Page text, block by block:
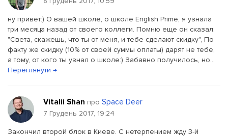
ну привет:) О вашей школе, о школе English Prime, я узнала
три месяца назад от своего коллеги. Помню еще он сказал:
"Света, скажешь, что ты от меня, и тебе сделают скидку", По
факту же скидку (10% от своей суммы оплаты) дарят не тебе,
а тому, от кого ты узнал о школе:) Забавно получилось, но...
Переглянути →
Vitalii Shan про Space Deer
7 Грудень 2017, 19:24
Закончил второй блок в Киеве. С нетерпением жду 3-й